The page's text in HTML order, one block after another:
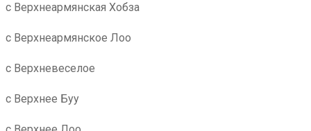
с Верхнеармянская Хобза
с Верхнеармянское Лоо
с Верхневеселое
с Верхнее Буу